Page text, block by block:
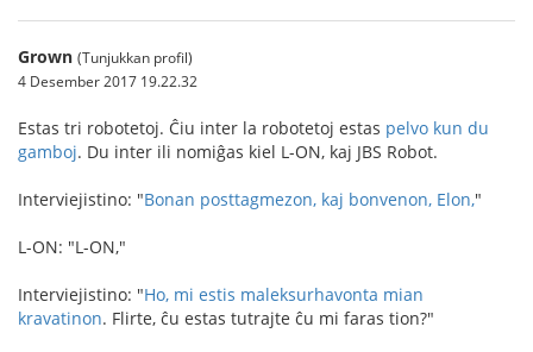
Grown (Tunjukkan profil)
4 Desember 2017 19.22.32
Estas tri robotetoj. Ĉiu inter la robotetoj estas pelvo kun du
gamboj. Du inter ili nomiĝas kiel L-ON, kaj JBS Robot.
Interviejistino: "Bonan posttagmezon, kaj bonvenon, Elon,"
L-ON: "L-ON,"
Interviejistino: "Ho, mi estis maleksurhavonta mian
kravatinon. Flirte, ĉu estas tutrajte ĉu mi faras tion?"